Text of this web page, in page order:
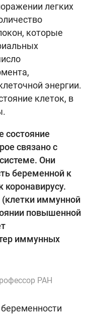
легких
которые
энергии.
клеток, в
состояние
связано с
Они
беременной к
коронавирусу.
(клетки иммунной
повышенной
иммунных
РАН